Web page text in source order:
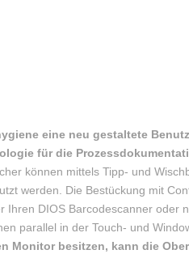
eine neu gestaltete
für die
können mittels Tipp- und
werden. Die Bestückung mit
Ihren DIOS Barcodescanner oder
parallel in der Touch- und
Monitor besitzen, kann die